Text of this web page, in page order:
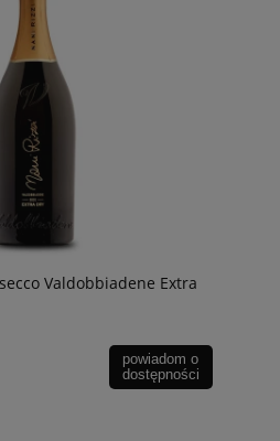
Valdobbiadene Extra
powiadom o
dostępności